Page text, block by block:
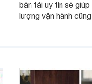
bán tải uy tín sẽ
lượng vận hành